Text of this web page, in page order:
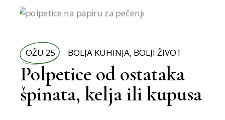
OŽU 25 BOLJA KUHINJA, BOLJI ŽIVOT
Polpetice od ostataka
špinata, kelja ili kupusa